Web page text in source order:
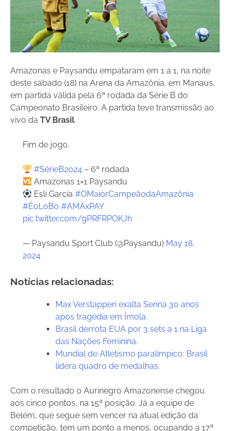
Amazonas e Paysandu empataram em 1 a 1, na noite
deste sábado (18) na Arena da Amazônia, em Manaus,
em partida válida pela 6ª rodada da Série B do
Campeonato Brasileiro. A partida teve transmissão ao
vivo da TV Brasil.
Fim de jogo.
#SérieB2024 – 6ª rodada
Amazonas 1×1 Paysandu
Esli García#OMaiorCampeãodaAmazônia
#ÉoLoBo #AMAxPAY
pic.twitter.com/gPRFRPOKJh
— Paysandu Sport Club (@Paysandu) May 18,
2024
Notícias relacionadas:
Max Verstappen exalta Senna 30 anos
após tragédia em Ímola.
Brasil derrota EUA por 3 sets a 1 na Liga
das Nações Feminina.
Mundial de Atletismo paralímpico: Brasil
lidera quadro de medalhas.
Com o resultado o Aurinegro Amazonense chegou
aos cinco pontos, na 15ª posição. Já a equipe de
Belém, que segue sem vencer na atual edição da
competição, tem um ponto a menos, ocupando a 17ª